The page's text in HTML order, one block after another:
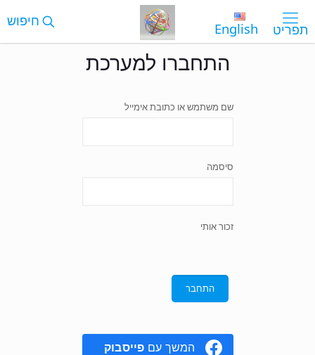
English
התחברו למערכת
שם משתמש או כתובת אימייל
סיסמה
זכור אותי
המשך עם פייסבוק